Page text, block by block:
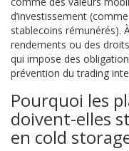
d’investissement
stablecoins rémunérés).
rendements ou des
qui impose des
prévention du trading
Pourquoi les
doivent-elles
en cold